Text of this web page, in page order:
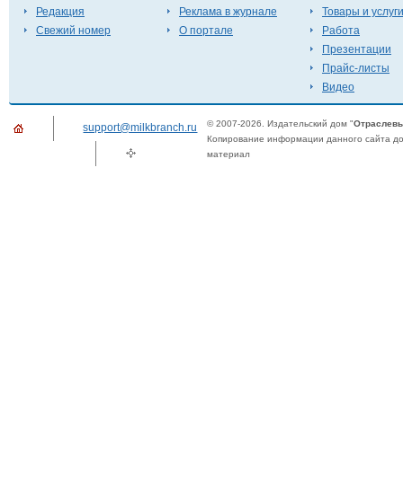
Редакция
Свежий номер
Реклама в журнале
О портале
Товары и услуги
Работа
Презентации
Прайс-листы
Видео
support@milkbranch.ru © 2007-2026. Издательский дом "
Копирование информации данного сайта
материал